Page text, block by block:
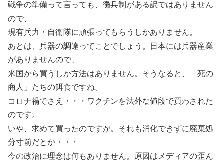
戦争の準備って言っても、徴兵制がある訳ではありません
ので、
現有兵力・自衛隊に頑張ってもらうしかありません。
あとは、兵器の調達ってことでしょう。日本には兵器産業
がありませんので、
米国から買うしか方法はありません。そうなると、「死の
商人」たちの餌食ですね。
コロナ禍でさえ・・・ワクチンを法外な値段で買わされた
のです。
いや、求めて買ったのですが。それも消化できずに廃棄処
分寸前だとか・・・
今の政治に理念は何もありません。原因はメディアの歪ん